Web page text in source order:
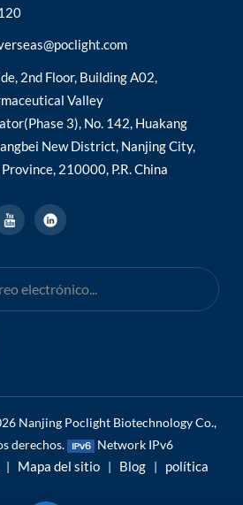
2nd Floor, Building A02,
Valley
3), No. 142, Huakang
New District, Nanjing City,
210000, P.R. China
Nanjing Poclight Biotechnology Co.,
derechos.
Network IPv6
| Mapa del sitio | Blog |
política